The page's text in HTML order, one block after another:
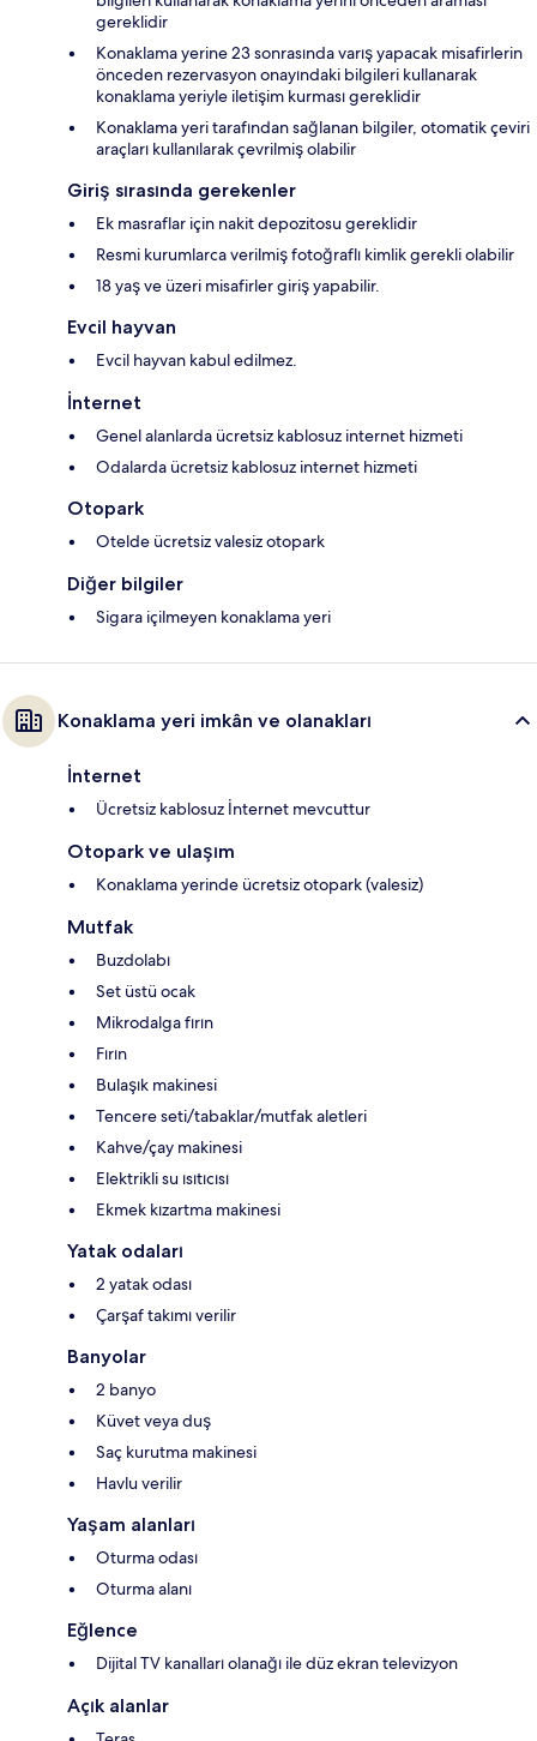
gereklidir
Konaklama yerine 23 sonrasında varış yapacak misafirlerin
önceden rezervasyon onayındaki bilgileri kullanarak
konaklama yeriyle iletişim kurması gereklidir
Konaklama yeri tarafından sağlanan bilgiler, otomatik çeviri
araçları kullanılarak çevrilmiş olabilir
Giriş sırasında gerekenler
Ek masraflar için nakit depozitosu gereklidir
Resmi kurumlarca verilmiş fotoğraflı kimlik gerekli olabilir
18 yaş ve üzeri misafirler giriş yapabilir.
Evcil hayvan
Evcil hayvan kabul edilmez.
İnternet
Genel alanlarda ücretsiz kablosuz internet hizmeti
Odalarda ücretsiz kablosuz internet hizmeti
Otopark
Otelde ücretsiz valesiz otopark
Diğer bilgiler
Sigara içilmeyen konaklama yeri
Konaklama yeri imkân ve olanakları
İnternet
Ücretsiz kablosuz İnternet mevcuttur
Otopark ve ulaşım
Konaklama yerinde ücretsiz otopark (valesiz)
Mutfak
Buzdolabı
Set üstü ocak
Mikrodalga fırın
Fırın
Bulaşık makinesi
Tencere seti/tabaklar/mutfak aletleri
Kahve/çay makinesi
Elektrikli su ısıtıcısı
Ekmek kızartma makinesi
Yatak odaları
2 yatak odası
Çarşaf takımı verilir
Banyolar
2 banyo
Küvet veya duş
Saç kurutma makinesi
Havlu verilir
Yaşam alanları
Oturma odası
Oturma alanı
Eğlence
Dijital TV kanalları olanağı ile düz ekran televizyon
Açık alanlar